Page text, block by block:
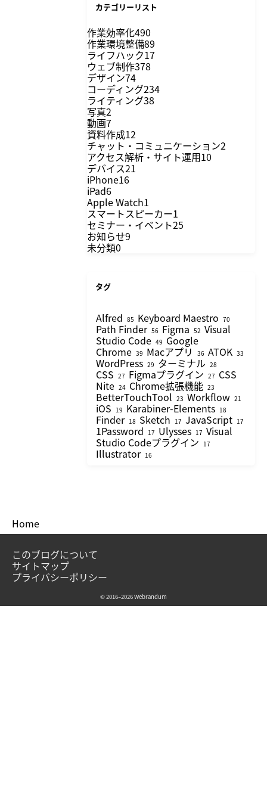
カテゴリーリスト
作業効率化490
作業環境整備89
ライフハック17
ウェブ制作378
デザイン74
コーディング234
ライティング38
写真2
動画7
資料作成12
チャット・コミュニケーション2
アクセス解析・サイト運用10
デバイス21
iPhone16
iPad6
Apple Watch1
スマートスピーカー1
セミナー・イベント25
お知らせ9
未分類0
タグ
Alfred 85 Keyboard Maestro 70
Path Finder 56 Figma 52 Visual
Studio Code 49 Google
Chrome 39 Macアプリ 36 ATOK 33
WordPress 29 ターミナル 28
CSS 27 Figmaプラグイン 27 CSS
Nite 24 Chrome拡張機能 23
BetterTouchTool 23 Workflow 21
iOS 19 Karabiner-Elements 18
Finder 18 Sketch 17 JavaScript 17
1Password 17 Ulysses 17 Visual
Studio Codeプラグイン 17
Illustrator 16
Home
このブログについて
サイトマップ
プライバシーポリシー
© 2016–2026 Webrandum